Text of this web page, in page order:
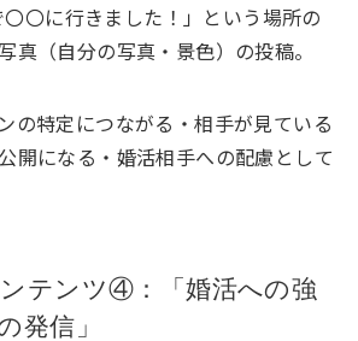
〇〇に行きました！」という場所の
真（自分の写真・景色）の投稿。
の特定につながる・相手が見ている
開になる・婚活相手への配慮として
テンツ④：「婚活への強
発信」